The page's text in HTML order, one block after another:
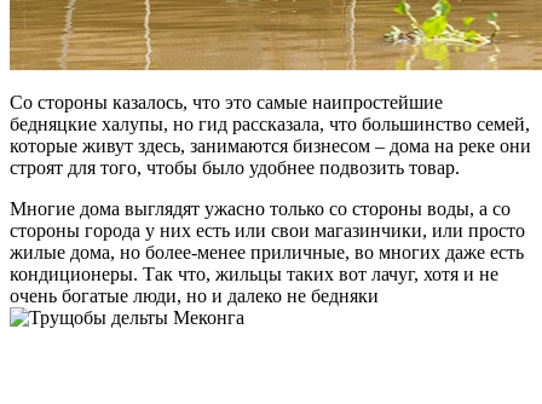
Со стороны казалось, что это самые наипростейшие
бедняцкие халупы, но гид рассказала, что большинство семей,
которые живут здесь, занимаются бизнесом – дома на реке они
строят для того, чтобы было удобнее подвозить товар.
Многие дома выглядят ужасно только со стороны воды, а со
стороны города у них есть или свои магазинчики, или просто
жилые дома, но более-менее приличные, во многих даже есть
кондиционеры. Так что, жильцы таких вот лачуг, хотя и не
очень богатые люди, но и далеко не бедняки